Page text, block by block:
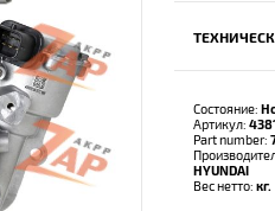
Состояние:
Артикул:
Part number:
HYUNDAI
Вес нетто: кг.